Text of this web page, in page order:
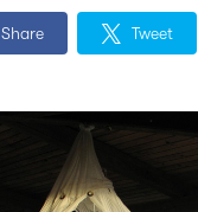
Share Tweet